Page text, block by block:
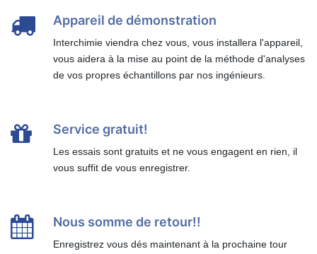
Appareil de démonstration
Interchimie viendra chez vous, vous installera l'appareil,
vous aidera à la mise au point de la méthode d'analyses
de vos propres échantillons par nos ingénieurs.
Service gratuit!
Les essais sont gratuits et ne vous engagent en rien, il
vous suffit de vous enregistrer.
Nous somme de retour!!
Enregistrez vous dés maintenant à la prochaine tour